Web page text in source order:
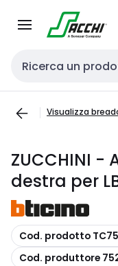
navigazionecontenuto
Cerca input
Visualizza
ZUCCHINI -
destra per
copia
Cod. prodotto
copia
Cod. produttore